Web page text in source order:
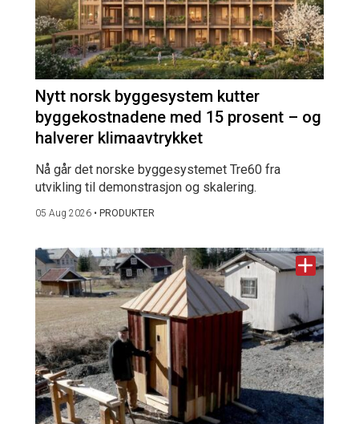
Nytt norsk byggesystem kutter
byggekostnadene med 15 prosent – og
halverer klimaavtrykket
Nå går det norske byggesystemet Tre60 fra
utvikling til demonstrasjon og skalering.
05 Aug 2026 • PRODUKTER